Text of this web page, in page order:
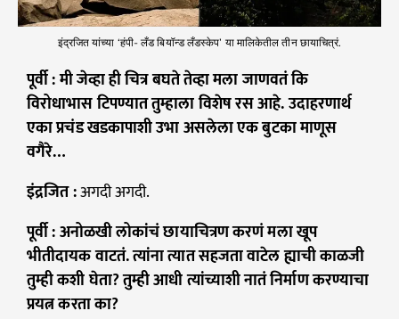
इंद्रजित यांच्या ‘हंपी- लँड बियॉन्ड लँडस्केप’ या मालिकेतील तीन छायाचित्रं.
पूर्वी : मी जेव्हा ही चित्र बघते तेव्हा मला जाणवतं कि
विरोधाभास टिपण्यात तुम्हाला विशेष रस आहे. उदाहरणार्थ
एका प्रचंड खडकापाशी उभा असलेला एक बुटका माणूस
वगैरे…
इंद्रजित :अगदी अगदी.
पूर्वी : अनोळखी लोकांचं छायाचित्रण करणं मला खूप
भीतीदायक वाटतं. त्यांना त्यात सहजता वाटेल ह्याची काळजी
तुम्ही कशी घेता? तुम्ही आधी त्यांच्याशी नातं निर्माण करण्याचा
प्रयत्न करता का?